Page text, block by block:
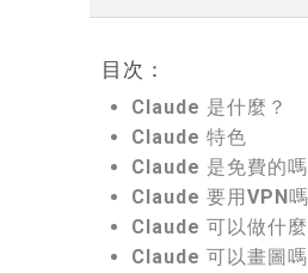
目次：
Claude 是什麼？
Claude 特色
Claude 是免費的
Claude 要用VPN嗎
Claude 可以做什麼
Claude 可以畫圖嗎